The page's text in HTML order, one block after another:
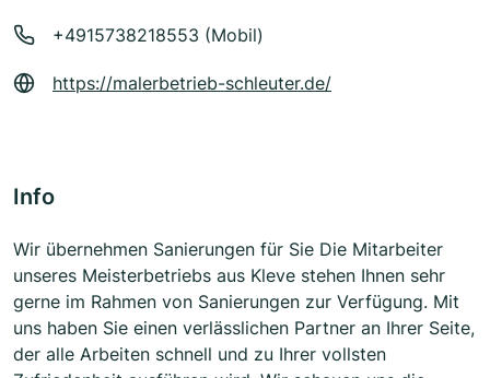
+4915738218553 (Mobil)
https://malerbetrieb-schleuter.de/
Info
Wir übernehmen Sanierungen für Sie Die Mitarbeiter
unseres Meisterbetriebs aus Kleve stehen Ihnen sehr
gerne im Rahmen von Sanierungen zur Verfügung. Mit
uns haben Sie einen verlässlichen Partner an Ihrer Seite,
der alle Arbeiten schnell und zu Ihrer vollsten